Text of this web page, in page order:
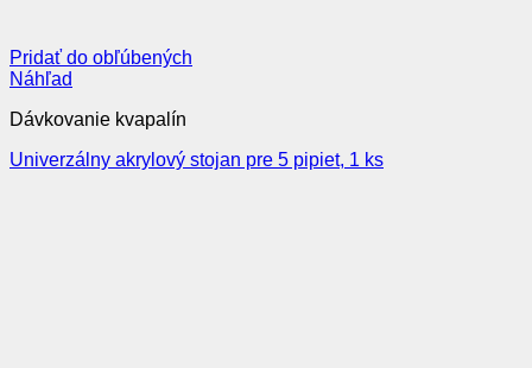
Pridať do obľúbených
Náhľad
Dávkovanie kvapalín
Univerzálny akrylový stojan pre 5 pipiet, 1 ks